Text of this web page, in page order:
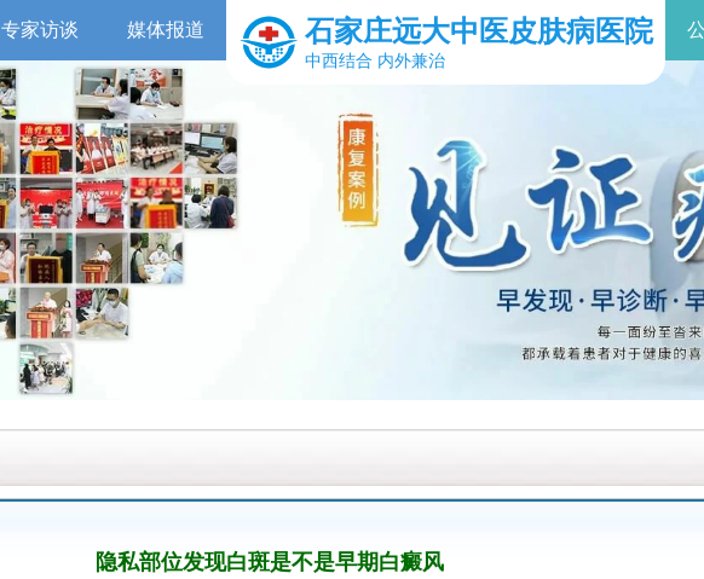
专家访谈 媒体报道 石家庄远大中医皮肤病医院
中西结合 内外兼治
隐私部位发现白斑是不是早期白癜风